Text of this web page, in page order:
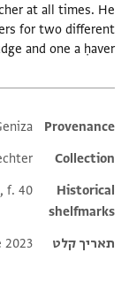
at all times. He
for two different
and one a ḥaver.
metadata
Provenance
Collection
Historical
shelfmarks
f. 40
תאריך קלט 2023